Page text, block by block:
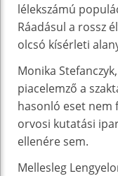
lélekszámú
Ráadásul a rossz
olcsó kísérleti
Monika
piacelemző a
hasonló eset nem
orvosi kutatási
ellenére sem.
Mellesleg